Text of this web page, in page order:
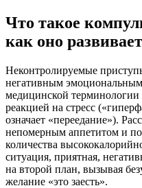
Что такое
как оно
Неконтролируемые
негативным
медицинской
реакцией на стресс
означает «переедание»).
непомерным аппетитом и
количества
ситуация, приятная,
на второй план, вызывая
желание «это заесть».